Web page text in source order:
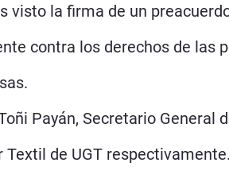
visto la firma de un
contra los derechos de las
Payán, Secretario General
de UGT